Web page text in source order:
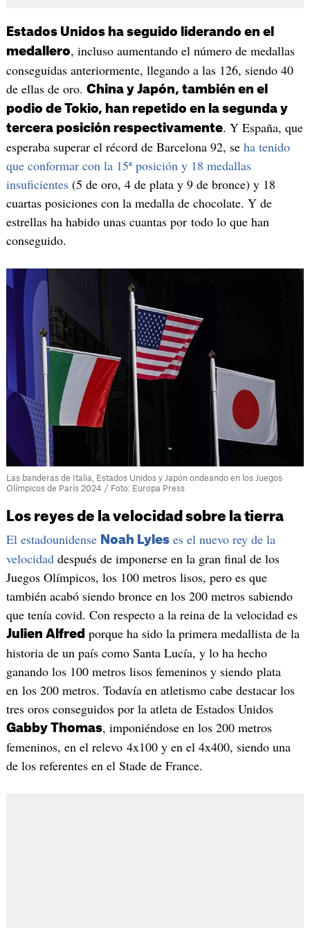
Estados Unidos ha seguido liderando en el
medallero, incluso aumentando el número de medallas
conseguidas anteriormente, llegando a las 126, siendo 40
de ellas de oro. China y Japón, también en el
podio de Tokio, han repetido en la segunda y
tercera posición respectivamente. Y España, que
esperaba superar el récord de Barcelona 92, se ha tenido
que conformar con la 15ª posición y 18 medallas
insuficientes(5 de oro, 4 de plata y 9 de bronce) y 18
cuartas posiciones con la medalla de chocolate. Y de
estrellas ha habido unas cuantas por todo lo que han
conseguido.
Las banderas de Italia, Estados Unidos y Japón ondeando en los Juegos
Olímpicos de París 2024 / Foto: Europa Press
Los reyes de la velocidad sobre la tierra
El estadounidense Noah Lyleses el nuevo rey de la
velocidaddespués de imponerse en la gran final de los
Juegos Olímpicos, los 100 metros lisos, pero es que
también acabó siendo bronce en los 200 metros sabiendo
que tenía covid. Con respecto a la reina de la velocidad es
Julien Alfred porque ha sido la primera medallista de la
historia de un país como Santa Lucía, y lo ha hecho
ganando los 100 metros lisos femeninos y siendo plata
en los 200 metros. Todavía en atletismo cabe destacar los
tres oros conseguidos por la atleta de Estados Unidos
Gabby Thomas, imponiéndose en los 200 metros
femeninos, en el relevo 4x100 y en el 4x400, siendo una
de los referentes en el Stade de France.